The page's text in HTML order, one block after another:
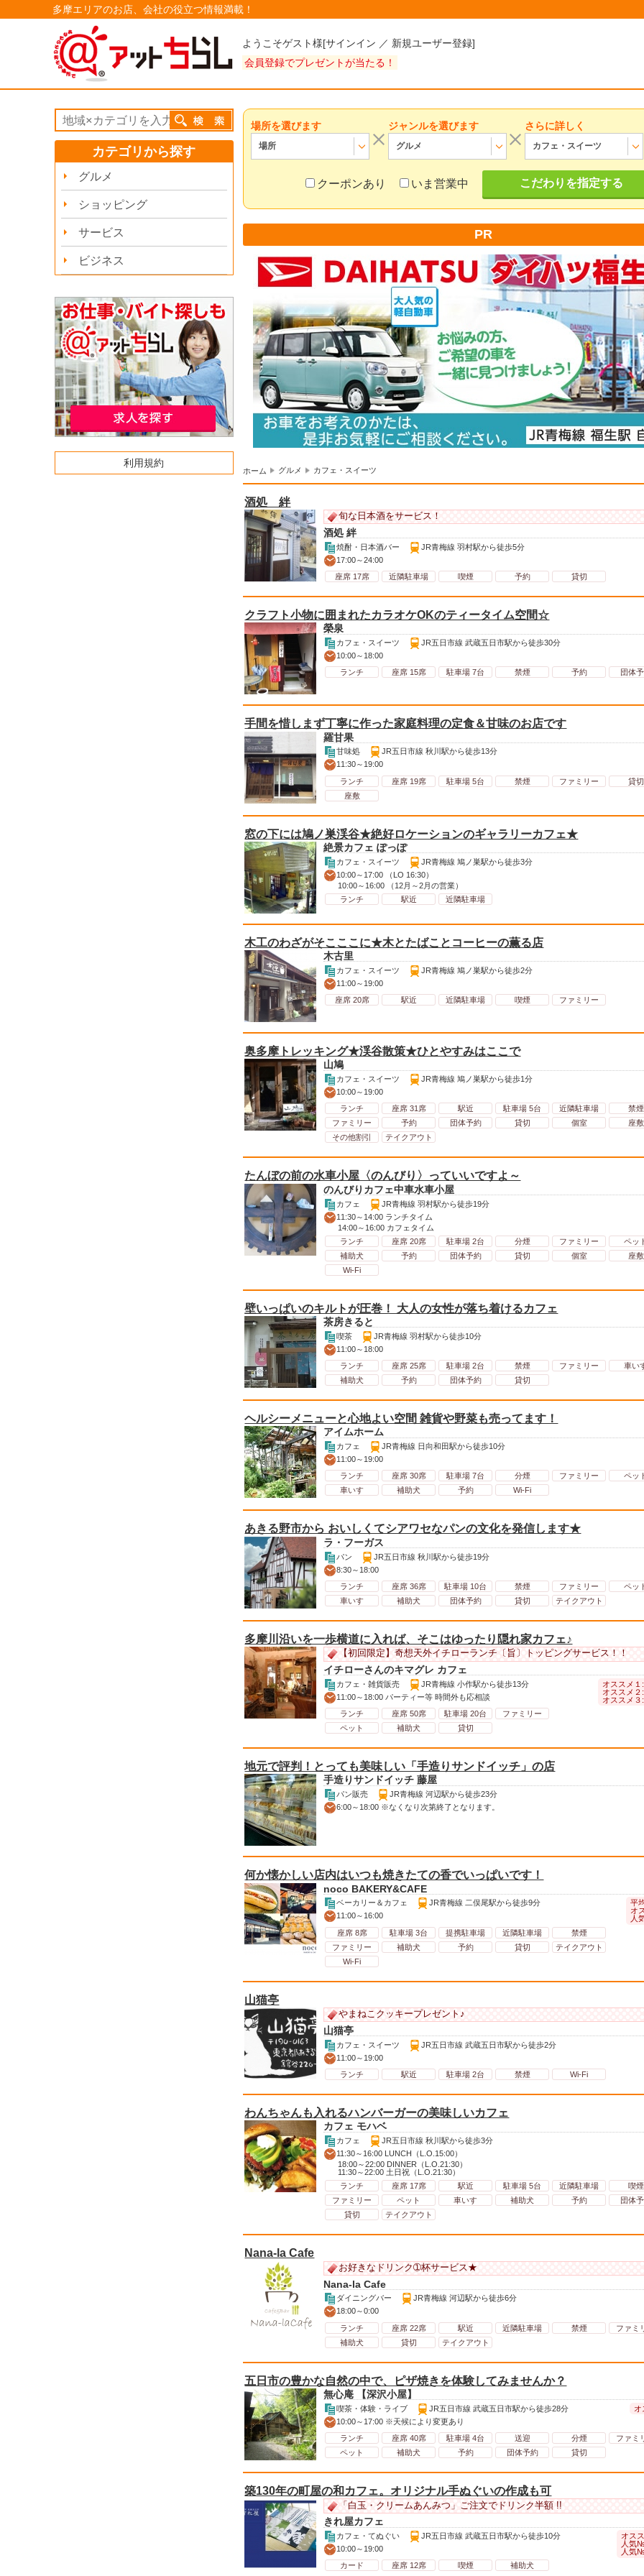
多摩エリアのお店、会社の役立つ情報満載！
ようこそゲスト様[サインイン ／ 新規ユーザー登録]
会員登録でプレゼントが当たる！
場所を選びます
場所
ジャンルを選びます
グルメ
さらに詳しく
カフェ・スイーツ
クーポンあり いま営業中 こだわりを指定する
PR
ホーム グルメ カフェ・スイーツ
酒処 絆
旬な日本酒をサービス！
酒処 絆
焼酎・日本酒バー
JR青梅線 羽村駅から徒歩5分
17:00～24:00
座席 17席
近隣駐車場 喫煙 予約 貸切
クラフト小物に囲まれたカラオケOKのティータイム空間☆
榮泉
カフェ・スイーツ
JR五日市線 武蔵五日市駅から徒歩30分
10:00～18:00
ランチ
座席 15席 駐車場 7台 禁煙 予約 団体
手間を惜しまず丁寧に作った家庭料理の定食＆甘味のお店です
羅甘果
甘味処
JR五日市線 秋川駅から徒歩13分
11:30～19:00
ランチ
座席 19席 駐車場 5台 禁煙 ファミリー
貸切
座敷
窓の下には鳩ノ巣渓谷★絶好ロケーションのギャラリーカフェ★
絶景カフェ ぽっぽ
カフェ・スイーツ
JR青梅線 鳩ノ巣駅から徒歩3分
10:00～17:00 （LO 16:30）
10:00～16:00 （12月～2月の営業）
ランチ
駅近 近隣駐車場
木工のわざがそこここに★木とたばことコーヒーの薫る店
木古里
カフェ・スイーツ
JR青梅線 鳩ノ巣駅から徒歩2分
11:00～19:00
座席 20席
駅近 近隣駐車場 喫煙 ファミリー
奥多摩トレッキング★渓谷散策★ひとやすみはここで
山鳩
カフェ・スイーツ
JR青梅線 鳩ノ巣駅から徒歩1分
10:00～19:00
ランチ
座席 31席 駅近 駐車場 5台 近隣駐車場
禁煙
ファミリー
予約 団体予約 貸切 個室
座敷
その他割引
テイクアウト
たんぼの前の水車小屋〈のんびり〉っていいですよ～
のんびりカフェ中車水車小屋
カフェ
JR青梅線 羽村駅から徒歩19分
11:30～14:00 ランチタイム
14:00～16:00 カフェタイム
ランチ
座席 20席 駐車場 2台 分煙 ファミリー
ペッ
補助犬
予約 団体予約 貸切 個室
座敷
Wi-Fi
壁いっぱいのキルトが圧巻！ 大人の女性が落ち着けるカフェ
茶房きると
喫茶
JR青梅線 羽村駅から徒歩10分
11:00～18:00
ランチ
座席 25席 駐車場 2台 禁煙 ファミリー
車い
補助犬
予約 団体予約 貸切
ヘルシーメニューと心地よい空間 雑貨や野菜も売ってます！
アイムホーム
カフェ
JR青梅線 日向和田駅から徒歩10分
11:00～19:00
ランチ
座席 30席 駐車場 7台 分煙 ファミリー
ペッ
車いす
補助犬 予約 Wi-Fi
あきる野市から おいしくてシアワセなパンの文化を発信します★
ラ・フーガス
パン
JR五日市線 秋川駅から徒歩19分
8:30～18:00
ランチ
座席 36席 駐車場 10台 禁煙 ファミリー
ペッ
車いす
補助犬 団体予約 貸切 テイクアウト
多摩川沿いを一歩横道に入れば、そこはゆったり隠れ家カフェ♪
【初回限定】奇想天外イチローランチ〔旨〕トッピングサービス！！
イチローさんのキマグレ カフェ
オススメ
オススメ
オススメ
カフェ・雑貨販売
JR青梅線 小作駅から徒歩13分
11:00～18:00 パーティー等 時間外も応相談
ランチ
座席 50席 駐車場 20台
ファミリー
ペット
補助犬 貸切
地元で評判！とっても美味しい「手造りサンドイッチ」の店
手造りサンドイッチ 藤屋
パン販売
JR青梅線 河辺駅から徒歩23分
6:00～18:00 ※なくなり次第終了となります。
何か懐かしい店内はいつも焼きたての香でいっぱいです！
noco BAKERY&CAFE
平
オ
人
ベーカリー＆カフェ
JR青梅線 二俣尾駅から徒歩9分
11:00～16:00
座席 8席
駐車場 3台 提携駐車場 近隣駐車場
禁煙
ファミリー
補助犬 予約 貸切
テイクアウト
Wi-Fi
山猫亭
やまねこクッキープレゼント♪
山猫亭
カフェ・スイーツ
JR五日市線 武蔵五日市駅から徒歩2分
11:00～19:00
ランチ
駅近 駐車場 2台 禁煙 Wi-Fi
わんちゃんも入れるハンバーガーの美味しいカフェ
カフェ モハベ
カフェ
JR五日市線 秋川駅から徒歩3分
11:30～16:00 LUNCH（L.O.15:00）
18:00～22:00 DINNER（L.O.21:30）
11:30～22:00 土日祝（L.O.21:30）
ランチ
座席 17席 駅近 駐車場 5台 近隣駐車場
喫煙
ファミリー
ペット 車いす 補助犬 予約
団体
貸切
テイクアウト
Nana-la Cafe
お好きなドリンク➀杯サービス★
Nana-la Cafe
ダイニングバー
JR青梅線 河辺駅から徒歩6分
18:00～0:00
ランチ
座席 22席 駅近 近隣駐車場 禁煙
ファミ
補助犬
貸切 テイクアウト
五日市の豊かな自然の中で、ピザ焼きを体験してみませんか？
無心庵 【深沢小屋】
オ
喫茶・体験・ライブ
JR五日市線 武蔵五日市駅から徒歩28分
10:00～17:00 ※天候により変更あり
ランチ
座席 40席 駐車場 4台 送迎 分煙
ファミ
ペット
補助犬 予約 団体予約 貸切
築130年の町屋の和カフェ。オリジナル手ぬぐいの作成も可
「白玉・クリームあんみつ」ご注文でドリンク半額 !!
きれ屋カフェ
オス
人気
人気
カフェ・てぬぐい
JR五日市線 武蔵五日市駅から徒歩10分
10:00～19:00
カード
座席 12席 喫煙 補助犬
カテゴリから探す
グルメ
ショッピング
サービス
ビジネス
利用規約